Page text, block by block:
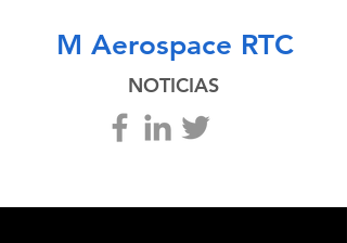
M Aerospace RTC
NOTICIAS